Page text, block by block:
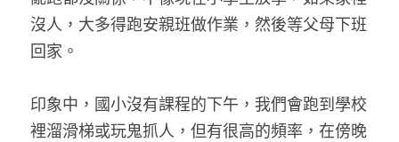
沒人，大多得跑安親班做作業，然後等父母下班
回家。
印象中，國小沒有課程的下午，我們會跑到學校
裡溜滑梯或玩鬼抓人，但有很高的頻率，在傍晚